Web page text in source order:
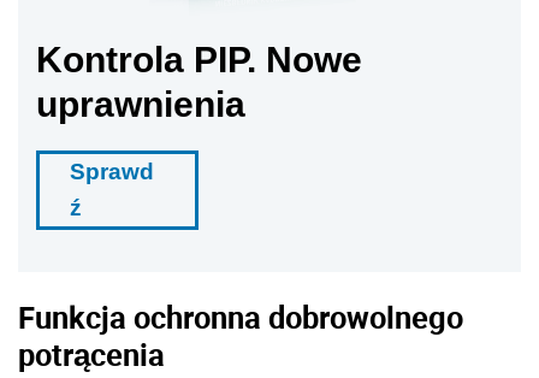
Kontrola PIP. Nowe
uprawnienia
Sprawd
ź
Funkcja ochronna dobrowolnego
potrącenia